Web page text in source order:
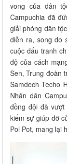
vong của dân
Campuchia đã
giải phóng dân
diễn ra, song do
cuộc đấu tranh
độ của cách
Sen, Trung đoàn
Samdech Techo
Nhân dân
đồng đội đã
kiếm sự giúp đỡ
Pol Pot, mang lại